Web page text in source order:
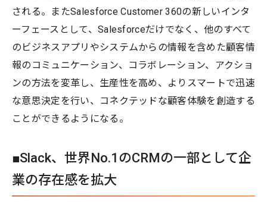
される。またSalesforce Customer 360の新しいインタ
ーフェースとして、Salesforceだけでなく、他のすべて
のビジネスアプリやシステムからの情報を含めた顧客情
報のコミュニケーション、コラボレーション、アクショ
ンの方法を変革し、生産性を高め、よりスマートで迅速
な意思決定を行い、コネクテッドな顧客体験を創造する
ことができるようになる。
■Slack、世界No.1のCRMの一部として企
業の存在感を拡大